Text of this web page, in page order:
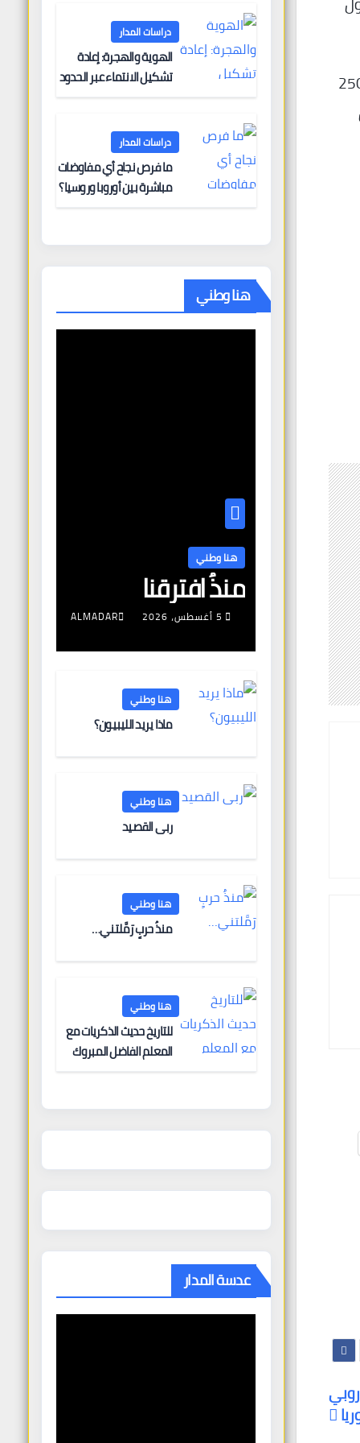
بأن السلطات الإسرائيلية قامت بهدم أكثر من 2500
دراسات المدار
الهوية والهجرة: إعادة
تشكيل الانتماء عبر الحدود
دراسات المدار
ما فرص نجاح أي مفاوضات
مباشرة بين أوروبا وروسيا؟
هنا وطني
هنا وطني
منذُ افترقنا
5 أغسطس، 2026 ALMADAR
هنا وطني
ماذا يريد الليبيون؟
هنا وطني
ربى القصيد
هنا وطني
منذُ حربٍ رَمَّلتني…
هنا وطني
للتاريخ حديث الذكريات مع
المعلم الفاضل المبروك
عدسة المدار